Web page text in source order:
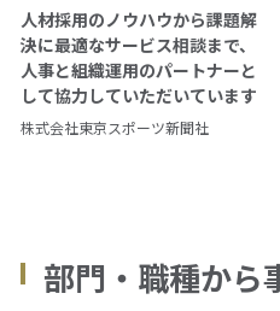
サービス事例集や、
ご用意し
資料ダ
採用情報
人材採用のノウハウから課題解
決に最適なサービス相談まで、
人事と組織運用のパートナーと
して協力していただいています
株式会社東京スポーツ新聞社
部門・職種から